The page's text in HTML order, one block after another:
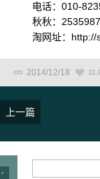
电话：010-
秋秋：
淘网址：
2014/12/18
上一篇